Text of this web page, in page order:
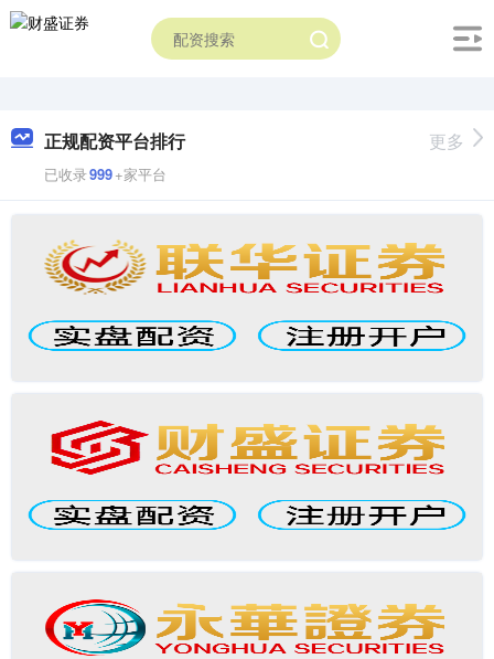
正规配资平台排行
已收录999+家平台
更多